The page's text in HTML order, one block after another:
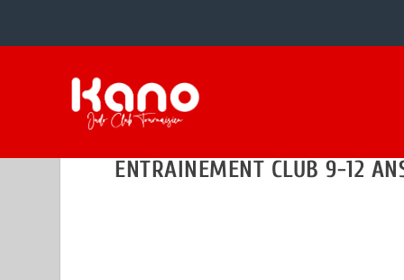
ENTRAINEMENT CLUB 9-12